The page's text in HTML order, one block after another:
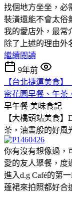
找個地方坐坐，必
裝潢還能不會太俗
我的愛店外，最常
除了上述的理由外
繼續閱讀
9年前
【台北捷運美食
密花園早餐、午茶
早午餐 美味食記
【大橋頭站美食
茶，油畫般的好風
你有沒有想像過，
愛的友人聚餐，度
進入d.g Café的第
蓬裙來拍照都好合